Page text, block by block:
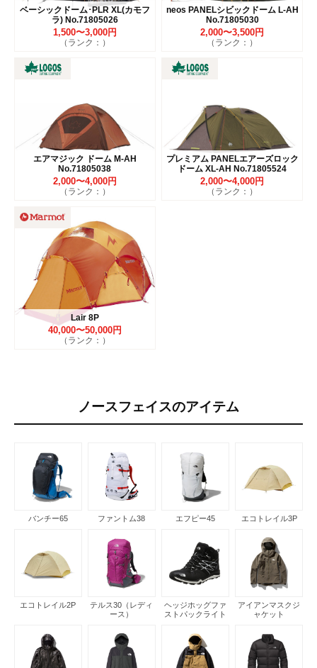
ベーシックドーム･PLR XL(カモフ
ラ) No.71805026
1,500〜3,000円
（ランク：）
neos PANELシビックドーム L-AH
No.71805030
2,000〜3,500円
（ランク：）
エアマジック ドーム M-AH
No.71805038
2,000〜4,000円
（ランク：）
プレミアム PANELエアーズロック
ドーム XL-AH No.71805524
2,000〜4,000円
（ランク：）
Lair 8P
40,000〜50,000円
（ランク：）
ノースフェイスのアイテム
バンチー65 ファントム38 エフピー45 エコトレイル3P
エコトレイル2P
テルス30（レディ
ース）
ヘッジホッグファ
ストパックライト
アイアンマスクジ
ャケット